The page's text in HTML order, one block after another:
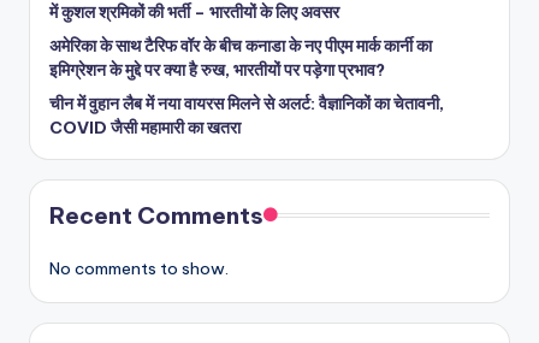
में कुशल श्रमिकों की भर्ती – भारतीयों के लिए अवसर
अमेरिका के साथ टैरिफ वॉर के बीच कनाडा के नए पीएम मार्क कार्नी का
इमिग्रेशन के मुद्दे पर क्या है रुख, भारतीयों पर पड़ेगा प्रभाव?
चीन में वुहान लैब में नया वायरस मिलने से अलर्ट: वैज्ञानिकों का चेतावनी,
COVID जैसी महामारी का खतरा
Recent Comments
No comments to show.